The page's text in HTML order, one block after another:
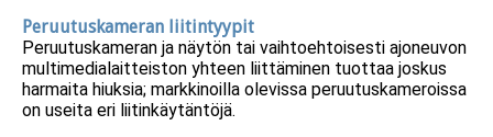
Peruutuskameran liitintyypit
Peruutuskameran ja näytön tai vaihtoehtoisesti ajoneuvon
multimedialaitteiston yhteen liittäminen tuottaa joskus
harmaita hiuksia; markkinoilla olevissa peruutuskameroissa
on useita eri liitinkäytäntöjä.